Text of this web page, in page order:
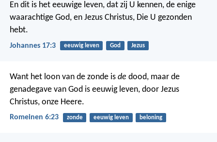
En dit is het eeuwige leven, dat zij U kennen, de enige
waarachtige God, en Jezus Christus, Die U gezonden
hebt.
Johannes 17:3 eeuwig leven God Jezus
Want het loon van de zonde is de dood, maar de
genadegave van God is eeuwig leven, door Jezus
Christus, onze Heere.
Romeinen 6:23 zonde eeuwig leven beloning